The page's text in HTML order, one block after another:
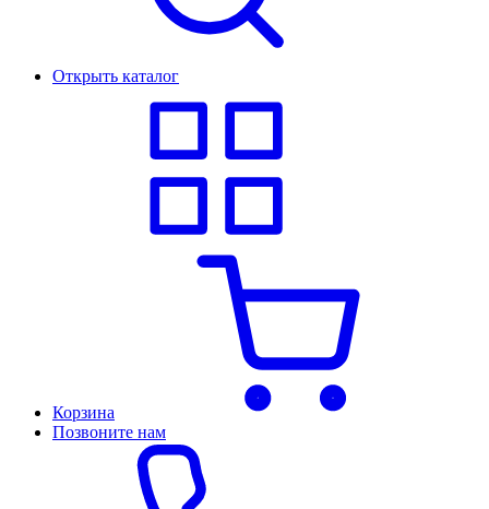
Открыть каталог
Корзина
Позвоните нам